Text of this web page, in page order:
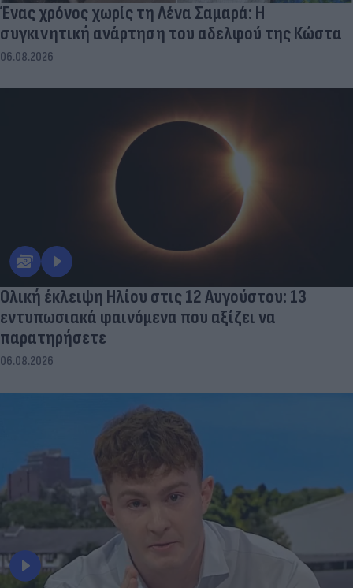
Ένας χρόνος χωρίς τη Λένα Σαμαρά: Η
συγκινητική ανάρτηση του αδελφού της Κώστα
06.08.2026
Ολική έκλειψη Ηλίου στις 12 Αυγούστου: 13
εντυπωσιακά φαινόμενα που αξίζει να
παρατηρήσετε
06.08.2026